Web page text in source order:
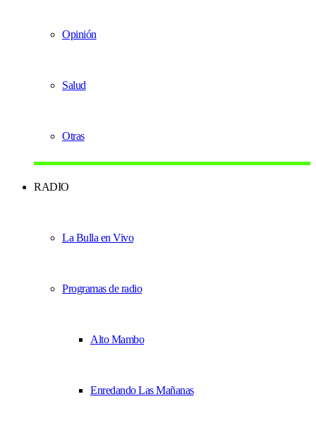
Opinión
Salud
Otras
RADIO
La Bulla en Vivo
Programas de radio
Alto Mambo
Enredando Las Mañanas